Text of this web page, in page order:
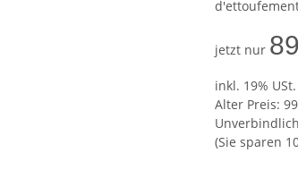
jetzt nur
inkl. 19%
Alter Preis:
(Sie sparen